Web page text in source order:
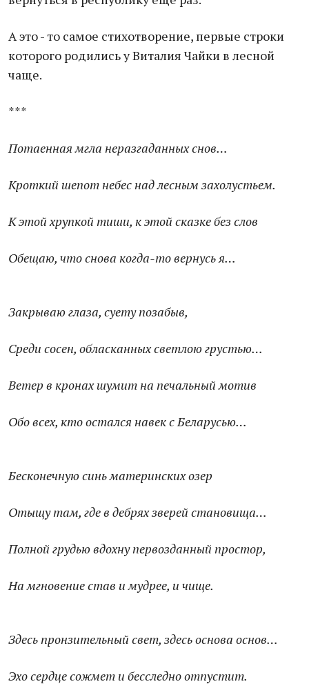
А это - то самое стихотворение, первые строки
которого родились у Виталия Чайки в лесной
чаще.
***
Потаенная мгла неразгаданных снов…
Кроткий шепот небес над лесным захолустьем.
К этой хрупкой тиши, к этой сказке без слов
Обещаю, что снова когда-то вернусь я…
Закрываю глаза, суету позабыв,
Среди сосен, обласканных светлою грустью…
Ветер в кронах шумит на печальный мотив
Обо всех, кто остался навек с Беларусью…
Бесконечную синь материнских озер
Отыщу там, где в дебрях зверей становища…
Полной грудью вдохну первозданный простор,
На мгновение став и мудрее, и чище.
Здесь пронзительный свет, здесь основа основ…
Эхо сердце сожмет и бесследно отпустит.